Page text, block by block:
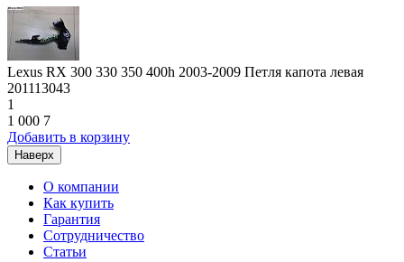
Lexus RX 300 330 350 400h 2003-2009 Петля капота левая
201113043
1
1 000 7
Добавить в корзину
Наверх
О компании
Как купить
Гарантия
Сотрудничество
Статьи